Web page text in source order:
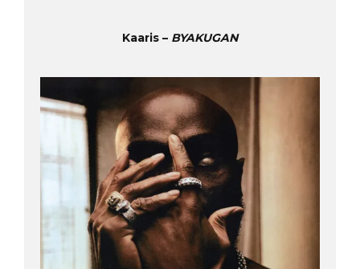
Kaaris – BYAKUGAN